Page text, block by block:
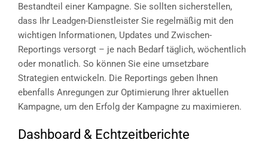
Bestandteil einer Kampagne. Sie sollten sicherstellen,
dass Ihr Leadgen-Dienstleister Sie regelmäßig mit den
wichtigen Informationen, Updates und Zwischen-
Reportings versorgt – je nach Bedarf täglich, wöchentlich
oder monatlich. So können Sie eine umsetzbare
Strategien entwickeln. Die Reportings geben Ihnen
ebenfalls Anregungen zur Optimierung Ihrer aktuellen
Kampagne, um den Erfolg der Kampagne zu maximieren.
Dashboard & Echtzeitberichte